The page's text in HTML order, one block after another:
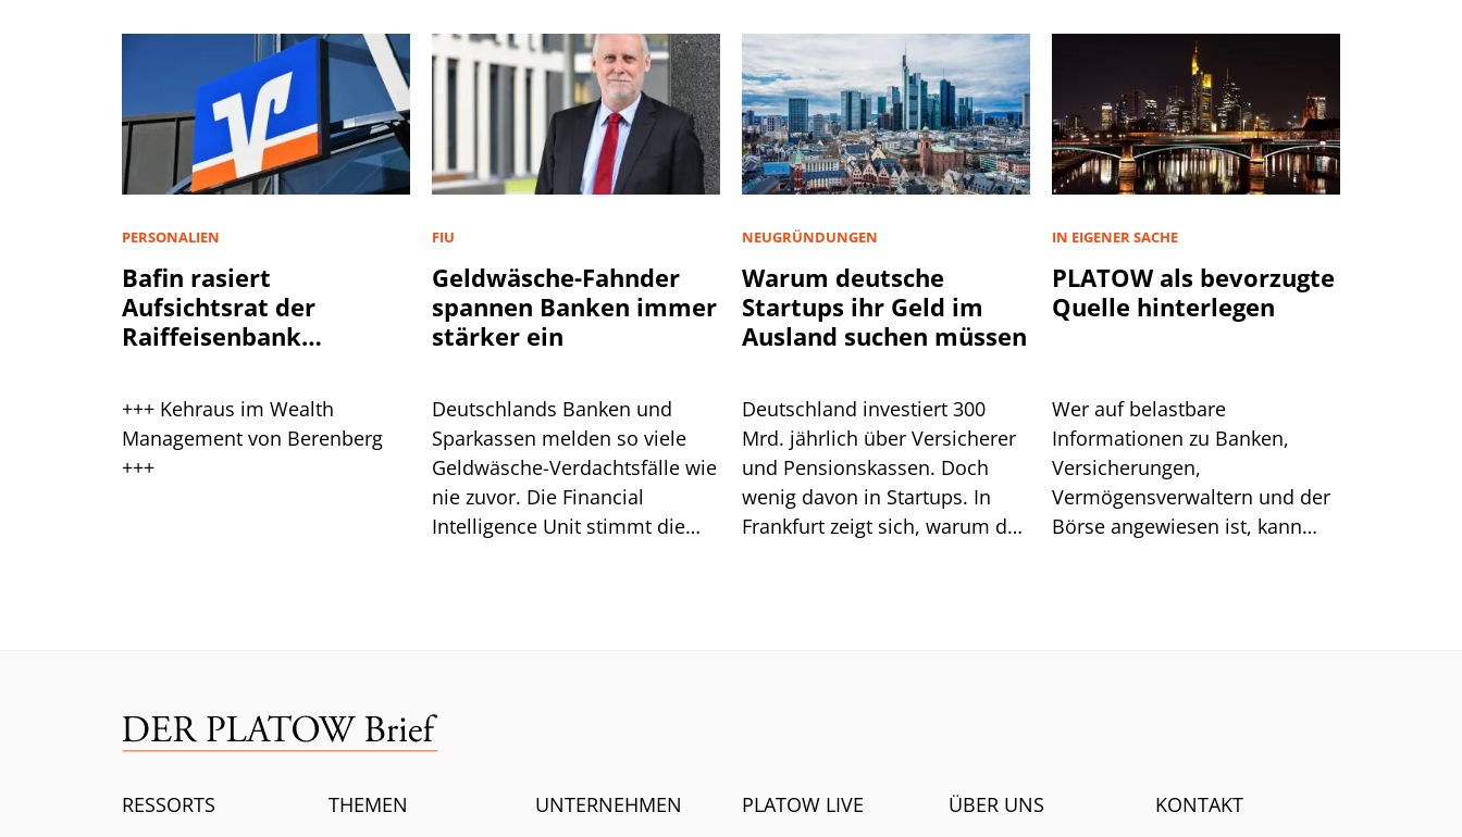
PERSONALIEN
Bafin rasiert
Aufsichtsrat der
Raiffeisenbank
+++ Kehraus im Wealth
Management von Berenberg
+++
FIU
Geldwäsche-Fahnder
spannen Banken immer
stärker ein
Deutschlands Banken und
Sparkassen melden so viele
Geldwäsche-Verdachtsfälle wie
nie zuvor. Die Financial
Intelligence Unit stimmt die
NEUGRÜNDUNGEN
Warum deutsche
Startups ihr Geld im
Ausland suchen müssen
Deutschland investiert 300
Mrd. jährlich über Versicherer
und Pensionskassen. Doch
wenig davon in Startups. In
Frankfurt zeigt sich, warum das
IN EIGENER SACHE
PLATOW als bevorzugte
Quelle hinterlegen
Wer auf belastbare
Informationen zu Banken,
Versicherungen,
Vermögensverwaltern und der
Börse angewiesen ist, kann
RESSORTS THEMEN UNTERNEHMEN PLATOW LIVE ÜBER UNS KONTAKT